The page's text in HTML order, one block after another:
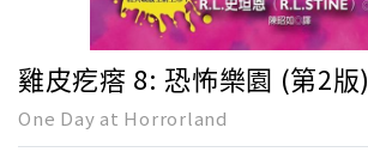
雞皮疙瘩 8: 恐怖樂園 (第2版)
One Day at Horrorland